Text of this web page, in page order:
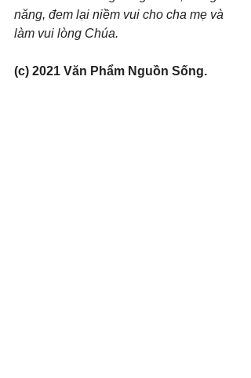
năng, đem lại niềm vui cho cha mẹ và
làm vui lòng Chúa.
(c) 2021 Văn Phẩm Nguồn Sống.